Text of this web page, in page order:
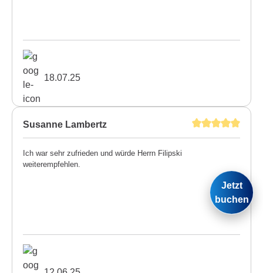
18.07.25
Susanne Lambertz
Ich war sehr zufrieden und würde Herrn Filipski
weiterempfehlen.
Jetzt
buchen